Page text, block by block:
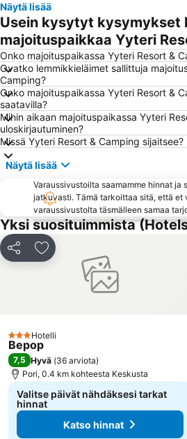
Näytä lisää
Usein kysytyt kysymykset
majoituspaikkaa Yyteri
Onko majoituspaikassa Yyteri Resort &
Ovatko lemmikkieläimet sallittuja
Camping?
Onko majoituspaikassa Yyteri Resort &
saatavilla?
Mihin aikaan majoituspaikassa Yyteri
uloskirjautuminen?
Missä Yyteri Resort & Camping sijaitsee?
Näytä lisää
Varaussivustoilta saamamme hinnat ja
jatkuvasti. Tämä tarkoittaa sitä, että et
varaussivustolta täsmälleen samaa
Yksi suosituimmista
Jaa Lisää suosikkeihin
3 Tähtiluokitus
Hotelli
Bepop
7,5 Hyvä (36 arviota)
Pori, 0.4 km kohteesta Keskusta
Valitse päivät nähdäksesi tarkat
hinnat
Katso hinnat